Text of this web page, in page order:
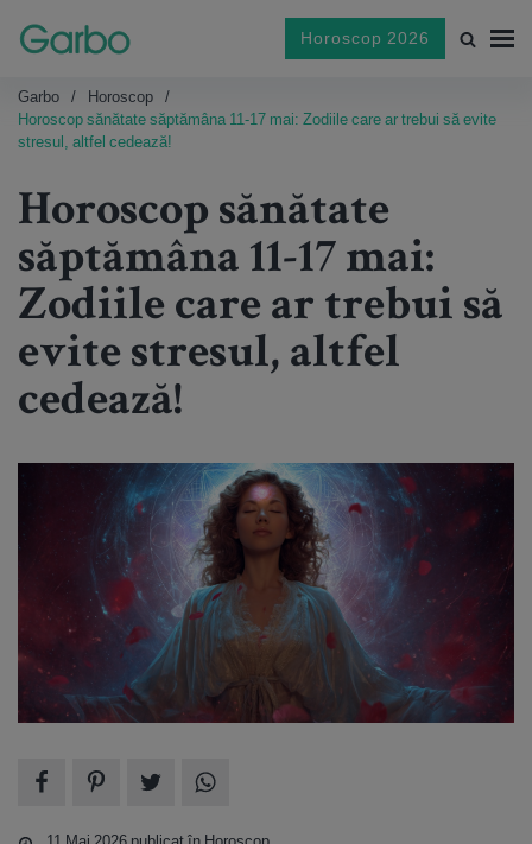
Horoscop 2026
Garbo
Horoscop
Horoscop sănătate săptămâna 11-17 mai: Zodiile care ar trebui să evite
stresul, altfel cedează!
Horoscop sănătate
săptămâna 11-17 mai:
Zodiile care ar trebui să
evite stresul, altfel
cedează!